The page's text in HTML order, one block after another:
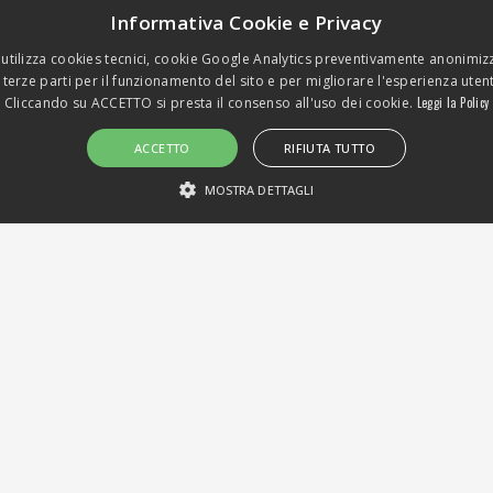
INTERNATIONAL | P.IVA 04609370160 |
Informativa Cookie e Privacy
cookies tecnici, cookie Google Analytics preventivamente
terze parti per il funzionamento del sito e per migliorare l'esperienza
Cliccando su ACCETTO si presta il consenso all'uso dei cookie. Leggi la Policy
ACCETTO RIFIUTA TUTTO
MOSTRA DETTAGLI
STRETTAMENTE NECESSARI E STATISTICHE